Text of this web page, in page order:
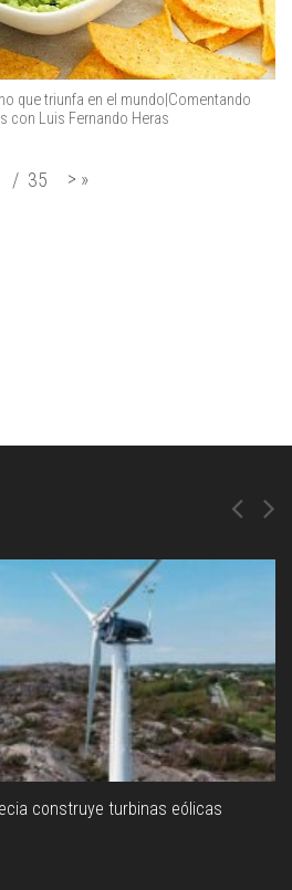
que triunfa en el mundo|Comentando
con Luis Fernando Heras
/ 35 > »
construye turbinas eólicas